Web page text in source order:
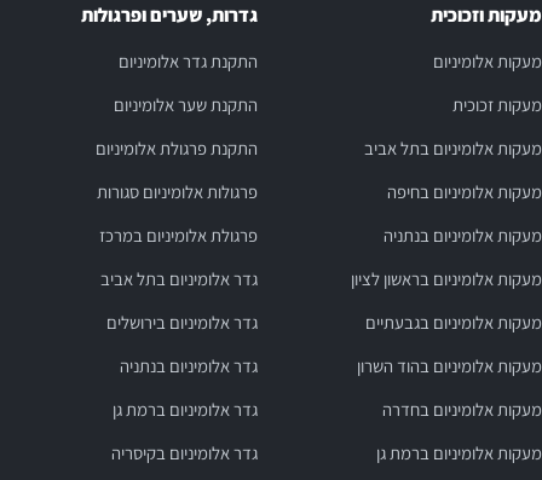
מעקות וזכוכית
מעקות אלומיניום
מעקות זכוכית
מעקות אלומיניום בתל אביב
מעקות אלומיניום בחיפה
מעקות אלומיניום בנתניה
מעקות אלומיניום בראשון לציון
מעקות אלומיניום בגבעתיים
מעקות אלומיניום בהוד השרון
מעקות אלומיניום בחדרה
מעקות אלומיניום ברמת גן
גדרות, שערים ופרגולות
התקנת גדר אלומיניום
התקנת שער אלומיניום
התקנת פרגולת אלומיניום
פרגולות אלומיניום סגורות
פרגולת אלומיניום במרכז
גדר אלומיניום בתל אביב
גדר אלומיניום בירושלים
גדר אלומיניום בנתניה
גדר אלומיניום ברמת גן
גדר אלומיניום בקיסריה